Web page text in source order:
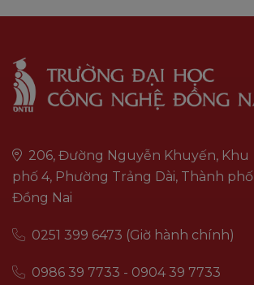
206, Đường Nguyễn Khuyến, Khu
phố 4, Phường Trảng Dài, Thành phố
Đồng Nai
0251 399 6473 (Giờ hành chính)
0986 39 7733 - 0904 39 7733